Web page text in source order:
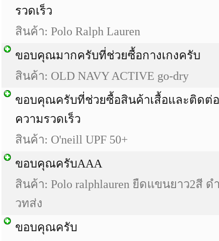
รวดเร็ว
สินค้า: Polo Ralph Lauren
ขอบคุณมากครับที่ช่วยซื้อกางเกงครับ
สินค้า: OLD NAVY ACTIVE go-dry
ขอบคุณครับที่ช่วยซื้อสินค้าเสื้อและติดต่อ
ความรวดเร็ว
สินค้า: O'neill UPF 50+
ขอบคุณครับAAA
สินค้า: Polo ralphlauren ยืดแขนยาว2สี ด
วทส่ง
ขอบคุณครับ